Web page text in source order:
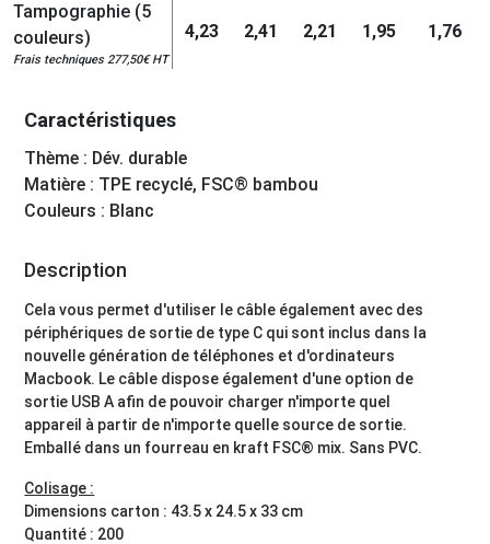
Tampographie (5
couleurs)
Frais techniques 277,50€ HT
4,23 2,41 2,21 1,95 1,76
Caractéristiques
Thème : Dév. durable
Matière : TPE recyclé, FSC® bambou
Couleurs : Blanc
Description
Cela vous permet d'utiliser le câble également avec des
périphériques de sortie de type C qui sont inclus dans la
nouvelle génération de téléphones et d'ordinateurs
Macbook. Le câble dispose également d'une option de
sortie USB A afin de pouvoir charger n'importe quel
appareil à partir de n'importe quelle source de sortie.
Emballé dans un fourreau en kraft FSC® mix. Sans PVC.
Colisage :
Dimensions carton : 43.5 x 24.5 x 33 cm
Quantité : 200